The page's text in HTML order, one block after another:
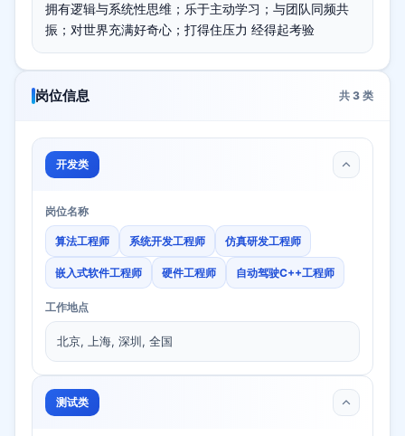
拥有逻辑与系统性思维；乐于主动学习；与团队同频共
振；对世界充满好奇心；打得住压力 经得起考验
岗位信息 共 3 类
开发类
岗位名称
算法工程师 系统开发工程师 仿真研发工程师
嵌入式软件工程师 硬件工程师 自动驾驶C++工程师
工作地点
北京, 上海, 深圳, 全国
测试类